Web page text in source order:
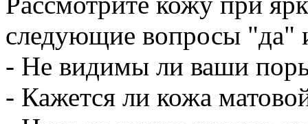
следующие вопросы "да"
- Не видимы ли ваши
- Кажется ли кожа